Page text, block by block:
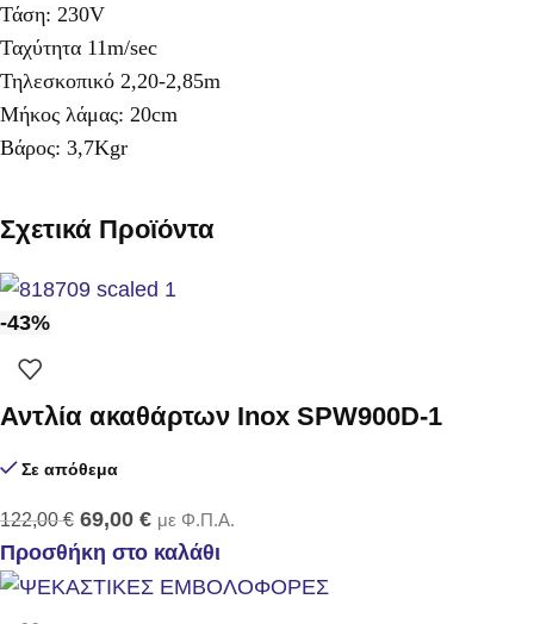
Τάση: 230V
Ταχύτητα 11m/sec
Τηλεσκοπικό 2,20-2,85m
Μήκος λάμας: 20cm
Βάρος: 3,7Kgr
Σχετικά Προϊόντα
-43%
Αντλία ακαθάρτων Inox SPW900D-1
Σε απόθεμα
122,00€ 69,00 € με Φ.Π.Α.
Προσθήκη στο καλάθι